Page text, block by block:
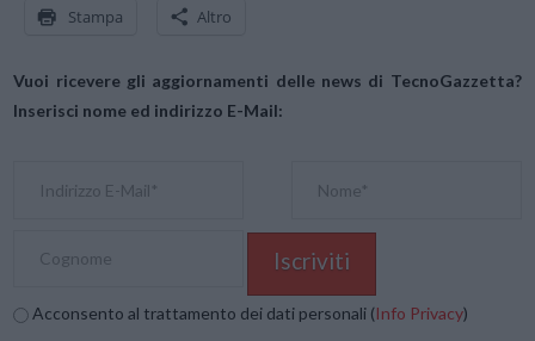
Stampa Altro
Vuoi ricevere gli aggiornamenti delle news di TecnoGazzetta?
Inserisci nome ed indirizzo E-Mail:
Acconsento al trattamento dei dati personali (Info Privacy)